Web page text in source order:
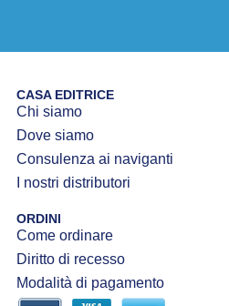
CASA EDITRICE
Chi siamo
Dove siamo
Consulenza ai naviganti
I nostri distributori
ORDINI
Come ordinare
Diritto di recesso
Modalità di pagamento